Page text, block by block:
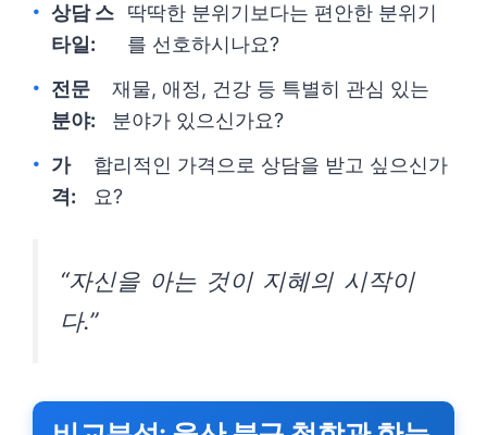
상담 스
타일:
딱딱한 분위기보다는 편안한 분위기
를 선호하시나요?
전문
분야:
재물, 애정, 건강 등 특별히 관심 있는
분야가 있으신가요?
가
격:
합리적인 가격으로 상담을 받고 싶으신가
요?
“자신을 아는 것이 지혜의 시작이
다.”